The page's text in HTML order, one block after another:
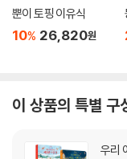
뿐이 토핑 이유식
10% 26,820원
이 상품의 특별 구
우리